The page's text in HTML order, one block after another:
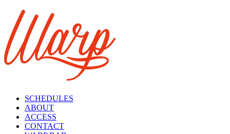
SCHEDULES
ABOUT
ACCESS
CONTACT